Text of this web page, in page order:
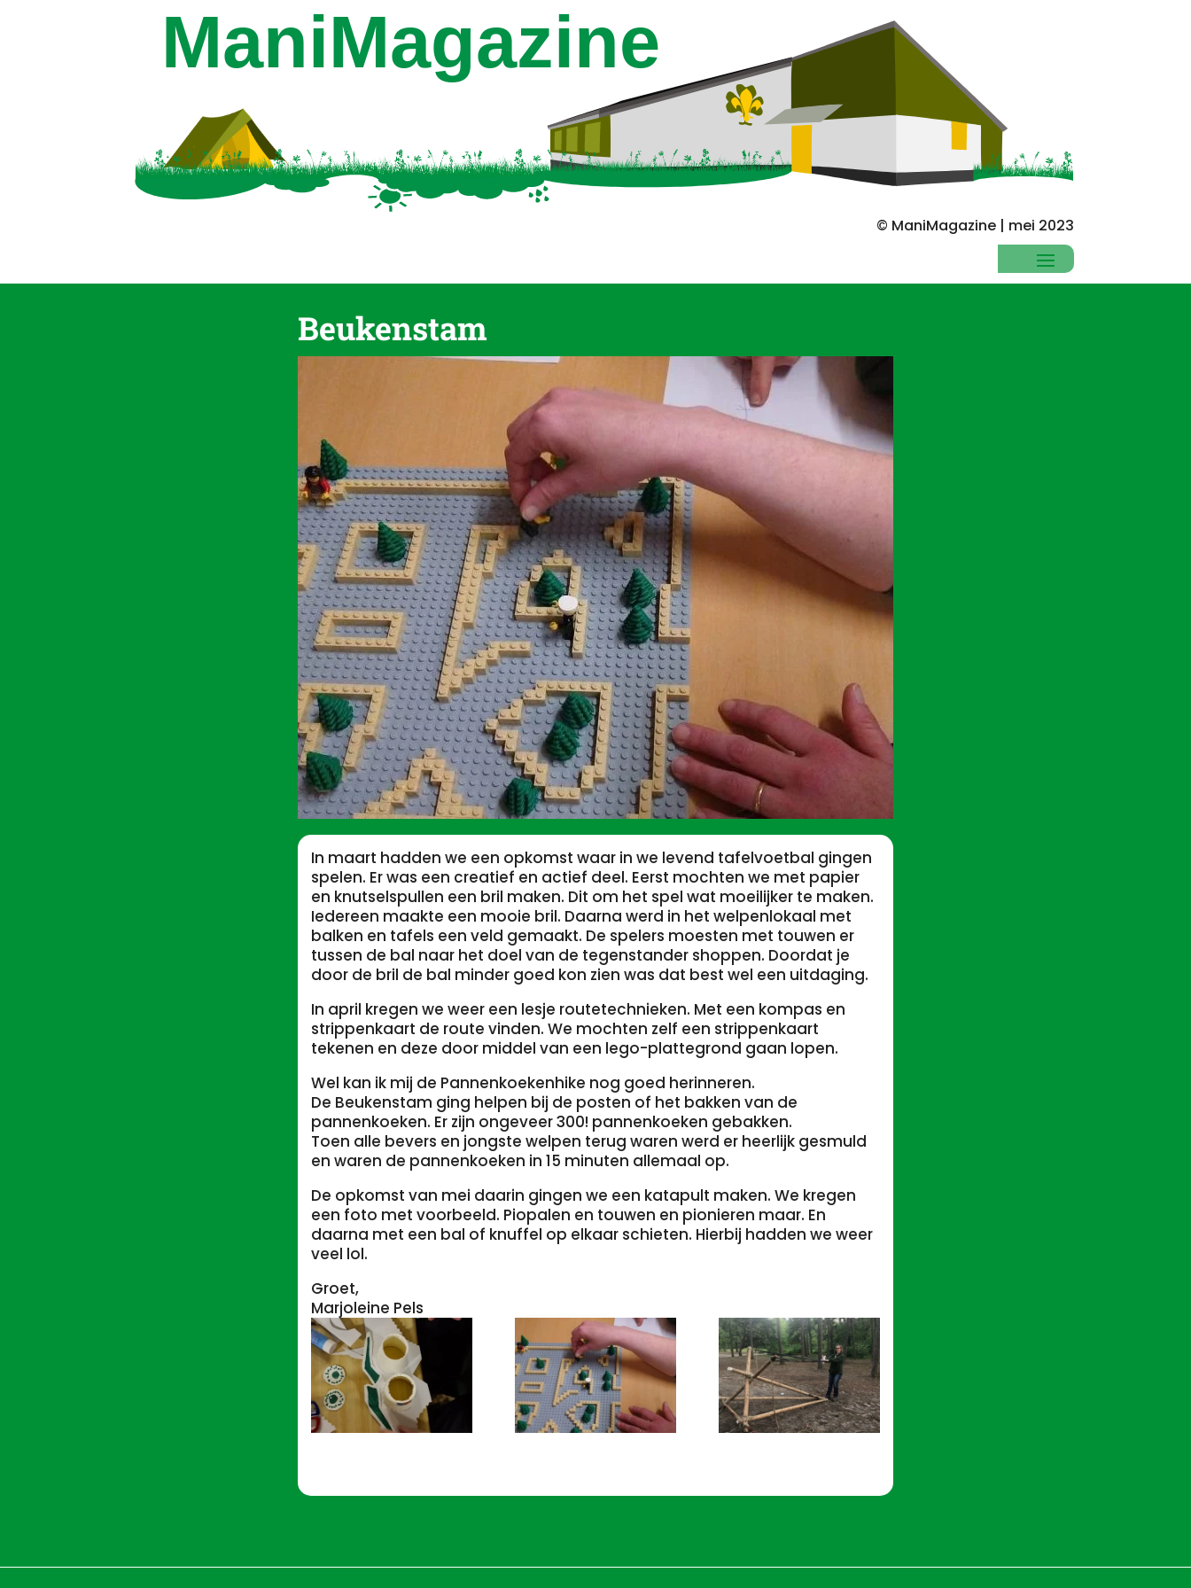
© ManiMagazine | mei 2023
Beukenstam
In maart hadden we een opkomst waar in we levend tafelvoetbal gingen
spelen. Er was een creatief en actief deel. Eerst mochten we met papier
en knutselspullen een bril maken. Dit om het spel wat moeilijker te maken.
Iedereen maakte een mooie bril. Daarna werd in het welpenlokaal met
balken en tafels een veld gemaakt. De spelers moesten met touwen er
tussen de bal naar het doel van de tegenstander shoppen. Doordat je
door de bril de bal minder goed kon zien was dat best wel een uitdaging.
In april kregen we weer een lesje routetechnieken. Met een kompas en
strippenkaart de route vinden. We mochten zelf een strippenkaart
tekenen en deze door middel van een lego-plattegrond gaan lopen.
Wel kan ik mij de Pannenkoekenhike nog goed herinneren.
De Beukenstam ging helpen bij de posten of het bakken van de
pannenkoeken. Er zijn ongeveer 300! pannenkoeken gebakken.
Toen alle bevers en jongste welpen terug waren werd er heerlijk gesmuld
en waren de pannenkoeken in 15 minuten allemaal op.
De opkomst van mei daarin gingen we een katapult maken. We kregen
een foto met voorbeeld. Piopalen en touwen en pionieren maar. En
daarna met een bal of knuffel op elkaar schieten. Hierbij hadden we weer
veel lol.
Groet,
Marjoleine Pels